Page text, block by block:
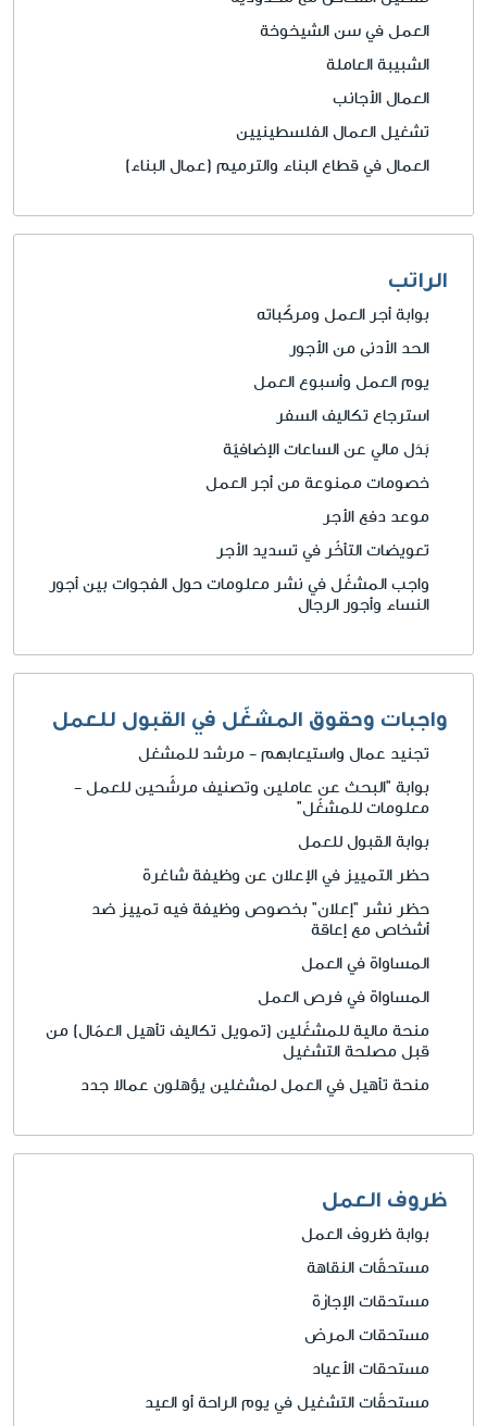
العمل في سن الشيخوخة
الشبيبة العاملة
العمال الأجانب
تشغيل العمال الفلسطينيين
العمال في قطاع البناء والترميم (عمال البناء)
الراتب
بوابة أجر العمل ومركّباته
الحد الأدنى من الأجور
يوم العمل وأسبوع العمل
استرجاع تكاليف السفر
بَدَل مالي عن الساعات الإضافيّة
خصومات ممنوعة من أجر العمل
موعد دفع الأجر
تعويضات التأخّر في تسديد الأجر
واجب المشغّل في نشر معلومات حول الفجوات بين أجور
النساء وأجور الرجال
واجبات وحقوق المشغّل في القبول للعمل
تجنيد عمال واستيعابهم - مرشد للمشغل
بوابة "البحث عن عاملين وتصنيف مرشّحين للعمل -
معلومات للمشغّل"
بوابة القبول للعمل
حظر التمييز في الإعلان عن وظيفة شاغرة
حظر نشر "إعلان" بخصوص وظيفة فيه تمييز ضد
أشخاص مع إعاقة
المساواة في العمل
المساواة في فرص العمل
منحة مالية للمشغّلين (تمويل تكاليف تأهيل العمّال) من
قبل مصلحة التشغيل
منحة تأهيل في العمل لمشغلين يؤهلون عمالا جدد
ظروف العمل
بوابة ظروف العمل
مستحقّات النقاهة
مستحقات الإجازة
مستحقات المرض
مستحقات الأعياد
مستحقّات التشغيل في يوم الراحة أو العيد